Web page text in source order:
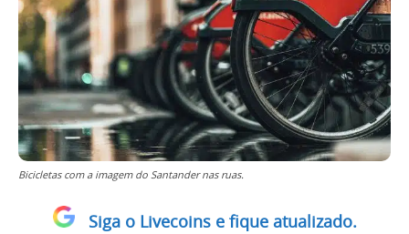
Bicicletas com a imagem do Santander nas ruas.
Siga o Livecoins e fique atualizado.